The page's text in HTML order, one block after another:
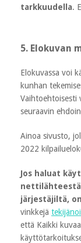
tarkkuudella.
5. Elokuvan
Elokuvassa voi
kunhan
Vaihtoehtoisesti
seuraavin
Ainoa sivusto,
2022
Jos haluat
järjestäjiltä,
vinkkejä
että Kaikki